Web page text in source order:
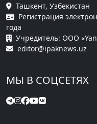
Ташкент, Узбекистан
Регистрация
года
Учредитель: ООО
editor@ipaknews.uz
МЫ В СОЦСЕТЯХ